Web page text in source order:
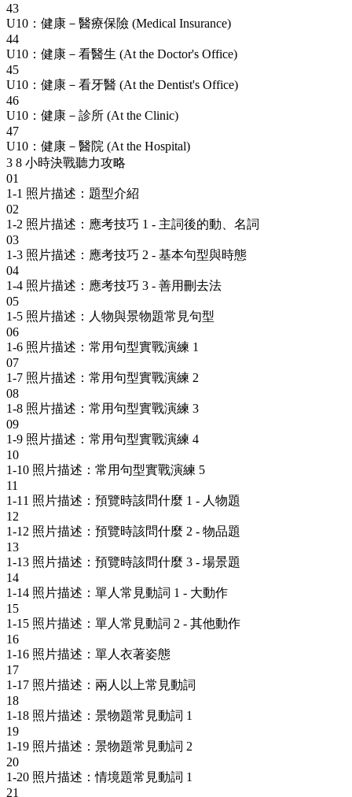
43
U10：健康－醫療保險 (Medical Insurance)
44
U10：健康－看醫生 (At the Doctor's Office)
45
U10：健康－看牙醫 (At the Dentist's Office)
46
U10：健康－診所 (At the Clinic)
47
U10：健康－醫院 (At the Hospital)
3 8 小時決戰聽力攻略
01
1-1 照片描述：題型介紹
02
1-2 照片描述：應考技巧 1 - 主詞後的動、名詞
03
1-3 照片描述：應考技巧 2 - 基本句型與時態
04
1-4 照片描述：應考技巧 3 - 善用刪去法
05
1-5 照片描述：人物與景物題常見句型
06
1-6 照片描述：常用句型實戰演練 1
07
1-7 照片描述：常用句型實戰演練 2
08
1-8 照片描述：常用句型實戰演練 3
09
1-9 照片描述：常用句型實戰演練 4
10
1-10 照片描述：常用句型實戰演練 5
11
1-11 照片描述：預覽時該問什麼 1 - 人物題
12
1-12 照片描述：預覽時該問什麼 2 - 物品題
13
1-13 照片描述：預覽時該問什麼 3 - 場景題
14
1-14 照片描述：單人常見動詞 1 - 大動作
15
1-15 照片描述：單人常見動詞 2 - 其他動作
16
1-16 照片描述：單人衣著姿態
17
1-17 照片描述：兩人以上常見動詞
18
1-18 照片描述：景物題常見動詞 1
19
1-19 照片描述：景物題常見動詞 2
20
1-20 照片描述：情境題常見動詞 1
21